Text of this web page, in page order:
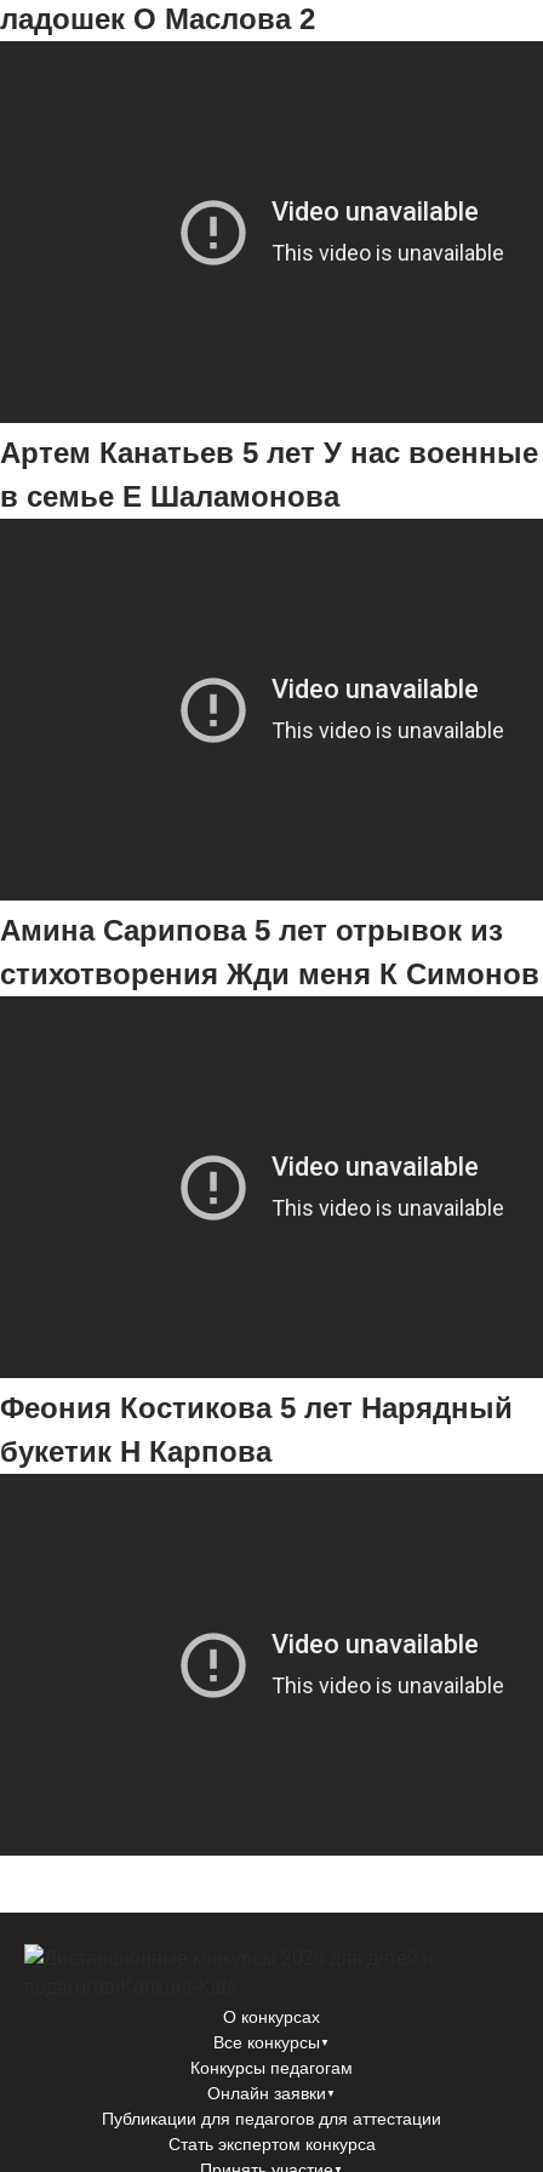
ладошек О Маслова 2
Артем Канатьев 5 лет У нас военные
в семье Е Шаламонова
Амина Сарипова 5 лет отрывок из
стихотворения Жди меня К Симонов
Феония Костикова 5 лет Нарядный
букетик Н Карпова
О конкурсах
Все конкурсы ▼
Конкурсы педагогам
Онлайн заявки ▼
Публикации для педагогов для аттестации
Стать экспертом конкурса
▼